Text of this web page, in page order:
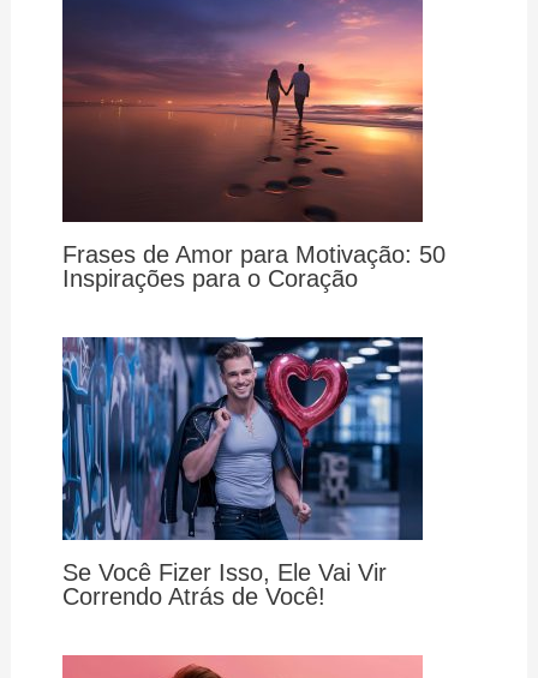
Frases de Amor para Motivação: 50
Inspirações para o Coração
Se Você Fizer Isso, Ele Vai Vir
Correndo Atrás de Você!